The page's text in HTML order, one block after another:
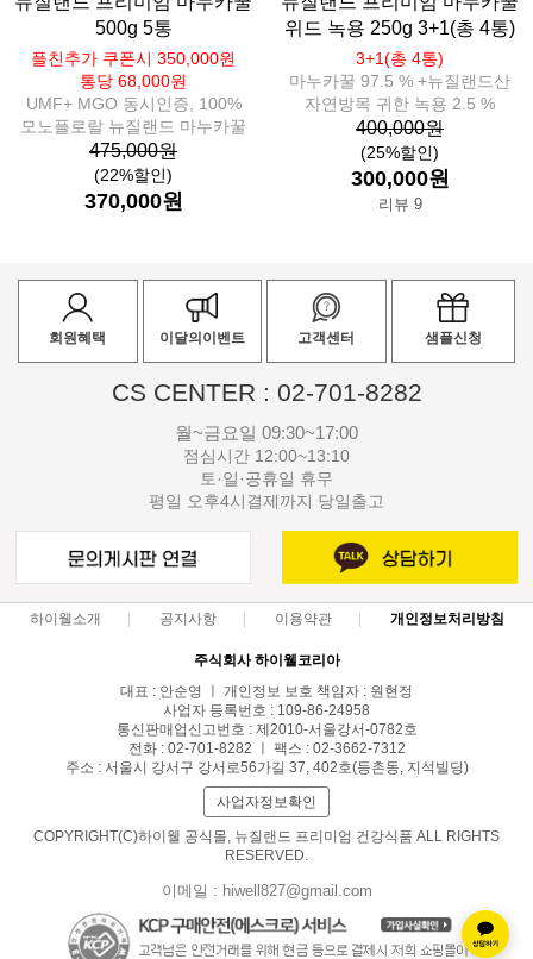
500g 5통
플친추가 쿠폰시 350,000원
통당 68,000원
UMF+ MGO 동시인증, 100%
모노플로랄 뉴질랜드 마누카꿀
475,000원
(22%할인)
370,000원
위드 녹용 250g 3+1(총 4통)
3+1(총 4통)
마누카꿀 97.5 % +뉴질랜드산
자연방목 귀한 녹용 2.5 %
400,000원
(25%할인)
300,000원
리뷰 9
회원혜택 이달의이벤트 고객센터 샘플신청
CS CENTER : 02-701-8282
월~금요일 09:30~17:00
점심시간 12:00~13:10
토·일·공휴일 휴무
평일 오후4시결제까지 당일출고
하이웰소개 공지사항 이용약관 개인정보처리방침
주식회사 하이웰코리아
대표 : 안순영 ㅣ 개인정보 보호 책임자 : 원현정
사업자 등록번호 : 109-86-24958
통신판매업신고번호 : 제2010-서울강서-0782호
전화 : 02-701-8282 ㅣ 팩스 : 02-3662-7312
주소 : 서울시 강서구 강서로56가길 37, 402호(등촌동, 지석빌딩)
사업자정보확인
COPYRIGHT(C)하이웰 공식몰, 뉴질랜드 프리미엄 건강식품 ALL RIGHTS
RESERVED.
이메일 : hiwell827@gmail.com